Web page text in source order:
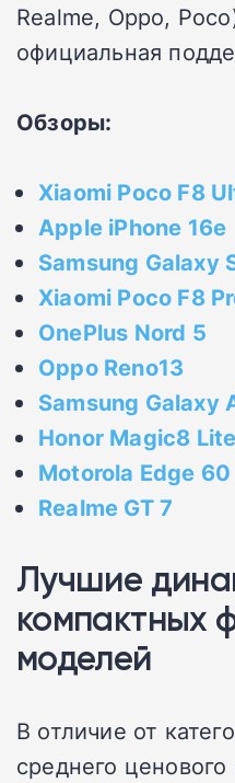
Realme, Oppo,
официальная
Обзоры:
Xiaomi Poco F8
Apple iPhone 16e
Samsung Galaxy
Xiaomi Poco F8
OnePlus Nord 5
Oppo Reno13
Samsung Galaxy
Honor Magic8 Lite
Motorola Edge 60
Realme GT 7
Лучшие
компактных
моделей
В отличие от
среднего